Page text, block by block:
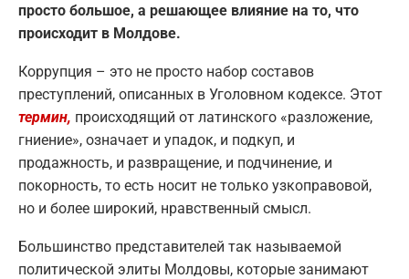
просто большое, а решающее влияние на то, что
происходит в Молдове.
Коррупция – это не просто набор составов
преступлений, описанных в Уголовном кодексе. Этот
термин, происходящий от латинского «разложение,
гниение», означает и упадок, и подкуп, и
продажность, и развращение, и подчинение, и
покорность, то есть носит не только узкоправовой,
но и более широкий, нравственный смысл.
Большинство представителей так называемой
политической элиты Молдовы, которые занимают